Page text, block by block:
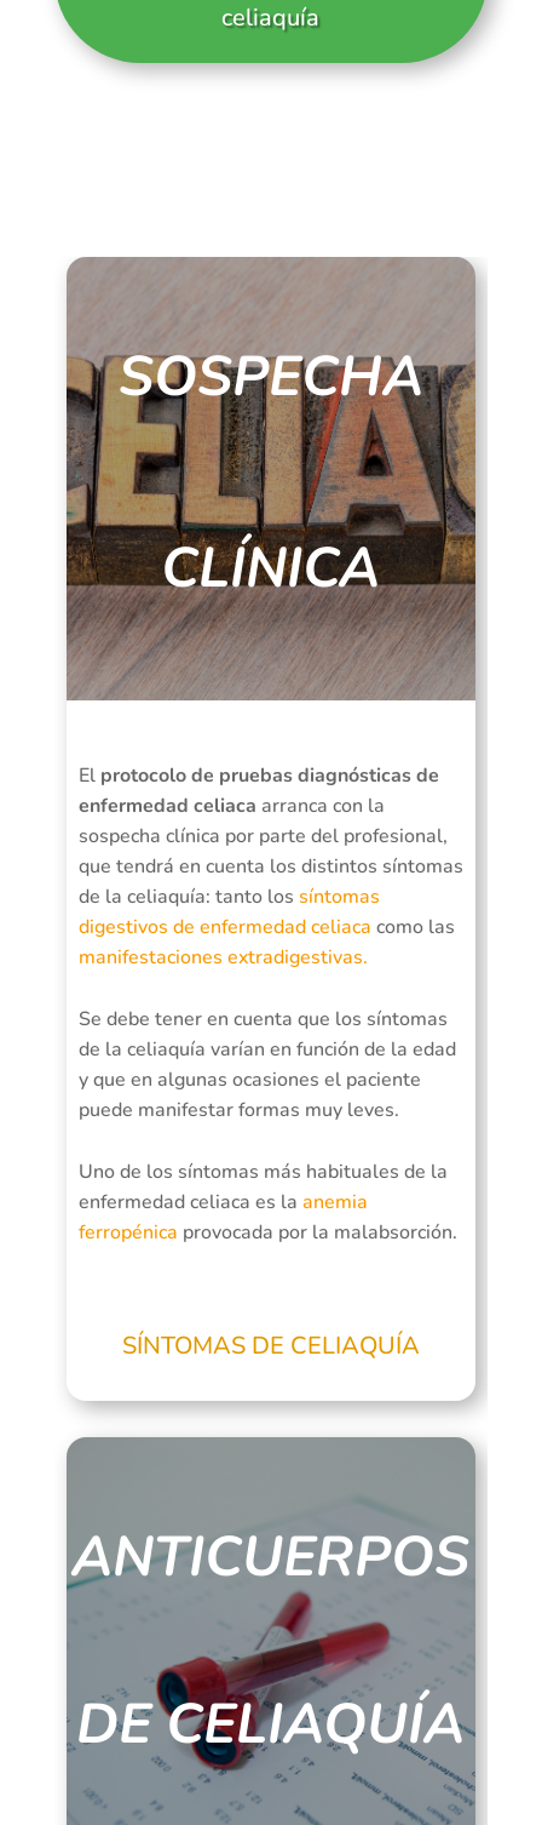
celiaquía
SOSPECHA
CLÍNICA
El protocolo de pruebas diagnósticas de
enfermedad celiaca arranca con la
sospecha clínica por parte del profesional,
que tendrá en cuenta los distintos síntomas
de la celiaquía: tanto los síntomas
digestivos de enfermedad celiaca como las
manifestaciones extradigestivas.
Se debe tener en cuenta que los síntomas
de la celiaquía varían en función de la edad
y que en algunas ocasiones el paciente
puede manifestar formas muy leves.
Uno de los síntomas más habituales de la
enfermedad celiaca es la anemia
ferropénica provocada por la malabsorción.
SÍNTOMAS DE CELIAQUÍA
ANTICUERPOS
DE CELIAQUÍA